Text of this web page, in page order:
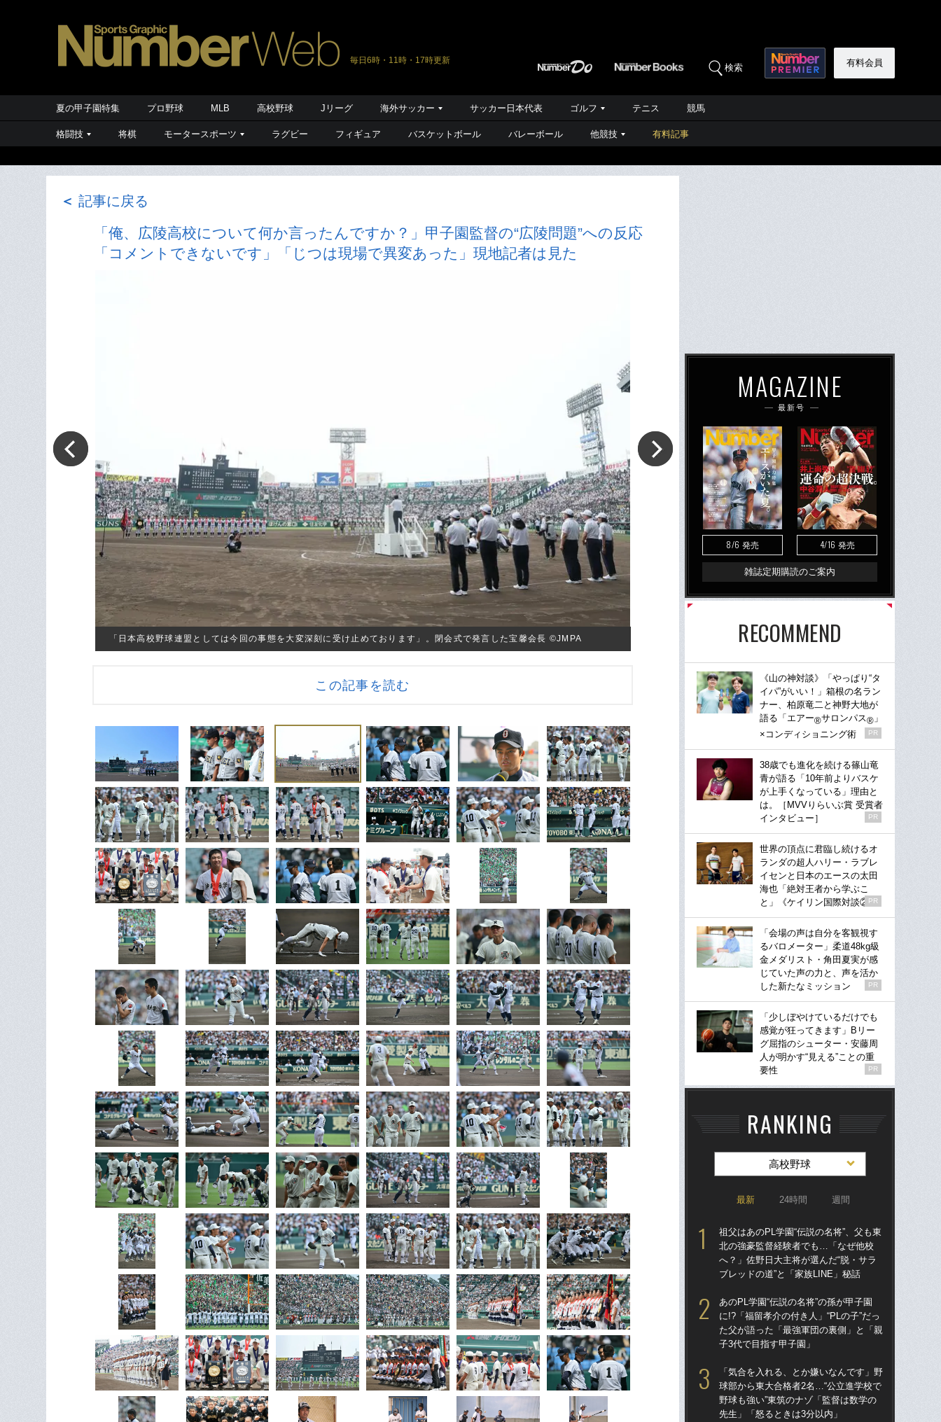
毎日6時・11時・17時更新
検索 有料会員
夏の甲子園特集 プロ野球 MLB 高校野球 Jリーグ 海外サッカー サッカー日本代表 ゴルフ テニス 競馬
格闘技 将棋 モータースポーツ ラグビー フィギュア バスケットボール バレーボール 他競技 有料記事
＜ 記事に戻る
「俺、広陵高校について何か言ったんですか？」甲子園監督の“広陵問題”への反応
「コメントできないです」「じつは現場で異変あった」現地記者は見た
「日本高校野球連盟としては今回の事態を大変深刻に受け止めております」。閉会式で発言した宝馨会長 ©JMPA
この記事を読む
MAGAZINE
最新号
8/6 発売 4/16 発売
雑誌定期購読のご案内
RECOMMEND
《山の神対談》「やっぱり“タ
イパ”がいい！」箱根の名ラン
ナー、柏原竜二と神野大地が
語る「エアー®サロンパス® 」
×コンディショニング術
PR
38歳でも進化を続ける篠山竜
青が語る「10年前よりバスケ
が上手くなっている」理由と
は。［MVVりらいぶ賞 受賞者
インタビュー］
PR
世界の頂点に君臨し続けるオ
ランダの超人ハリー・ラブレ
イセンと日本のエースの太田
海也「絶対王者から学ぶこ
と」《ケイリン国際対談②》
PR
「会場の声は自分を客観視す
るバロメーター」柔道48kg級
金メダリスト・角田夏実が感
じていた声の力と、声を活か
した新たなミッション
PR
「少しぼやけているだけでも
感覚が狂ってきます」Bリー
グ屈指のシューター・安藤周
人が明かす“見える”ことの重
要性
PR
RANKING
高校野球
最新 24時間 週間
祖父はあのPL学園“伝説の名将”、父も東
北の強豪監督経験者でも…「なぜ他校
へ？」佐野日大主将が選んだ“脱・サラ
ブレッドの道”と「家族LINE」秘話
あのPL学園“伝説の名将”の孫が甲子園
に!?「福留孝介の付き人」“PLの子”だっ
た父が語った「最強軍団の裏側」と「親
子3代で目指す甲子園」
「気合を入れる、とか嫌いなんです」野
球部から東大合格者2名…“公立進学校で
野球も強い”東筑のナゾ「監督は数学の
先生」「怒るときは3分以内」